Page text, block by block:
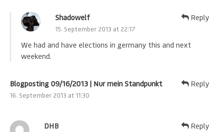
Shadowelf
15. September 2013 at 22:17
We had and have elections in germany this and next
weekend.
Reply
Blogposting 09/16/2013 | Nur mein Standpunkt
16. September 2013 at 11:30
Reply
DHB Reply